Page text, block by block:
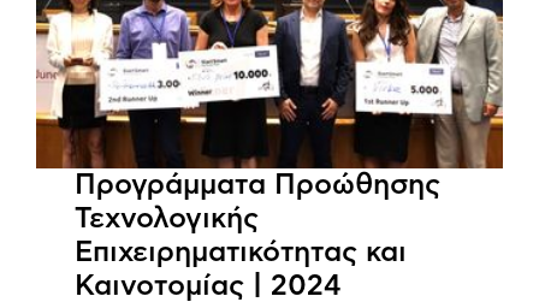
Προγράμματα Προώθησης
Τεχνολογικής
Επιχειρηματικότητας και
Καινοτομίας | 2024